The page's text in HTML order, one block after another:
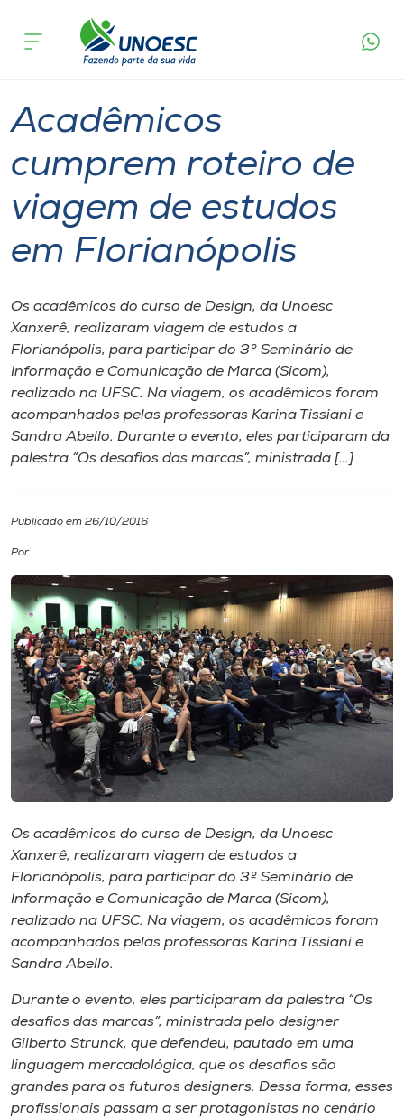
Cursos
Atendimento ao Estudante
Portal de Ensino
A
Unoesc
Internacionalização
I.nova
Cultura
CPA
Biblioteca
Editora
Rádio
Unoesc
Store
o idioma
A+
A-
acontece
Acadêmicos
cumprem roteiro de
viagem de estudos
em Florianópolis
Os acadêmicos do curso de Design, da Unoesc
Xanxerê, realizaram viagem de estudos a
Florianópolis, para participar do 3º Seminário de
Informação e Comunicação de Marca (Sicom),
realizado na UFSC. Na viagem, os acadêmicos foram
acompanhados pelas professoras Karina Tissiani e
Sandra Abello. Durante o evento, eles participaram da
palestra “Os desafios das marcas”, ministrada […]
Publicado em 26/10/2016
Por
Os acadêmicos do curso de Design, da Unoesc
Xanxerê, realizaram viagem de estudos a
Florianópolis, para participar do 3º Seminário de
Informação e Comunicação de Marca (Sicom),
realizado na UFSC. Na viagem, os acadêmicos foram
acompanhados pelas professoras Karina Tissiani e
Sandra Abello.
Durante o evento, eles participaram da palestra “Os
desafios das marcas”, ministrada pelo designer
Gilberto Strunck, que defendeu, pautado em uma
linguagem mercadológica, que os desafios são
grandes para os futuros designers. Dessa forma, esses
profissionais passam a ser protagonistas no cenário